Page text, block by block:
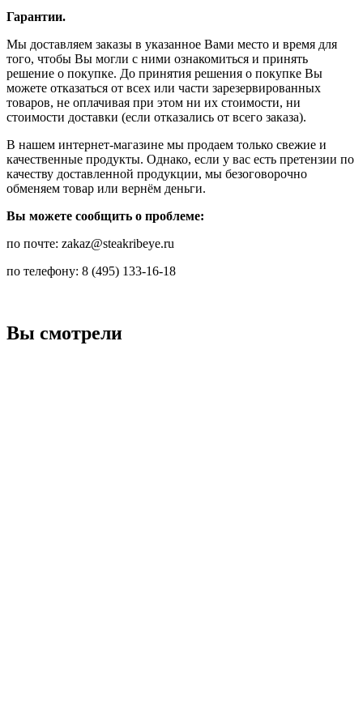
Гарантии.
Мы доставляем заказы в указанное Вами место и время для
того, чтобы Вы могли с ними ознакомиться и принять
решение о покупке. До принятия решения о покупке Вы
можете отказаться от всех или части зарезервированных
товаров, не оплачивая при этом ни их стоимости, ни
стоимости доставки (если отказались от всего заказа).
В нашем интернет-магазине мы продаем только свежие и
качественные продукты. Однако, если у вас есть претензии по
качеству доставленной продукции, мы безоговорочно
обменяем товар или вернём деньги.
Вы можете сообщить о проблеме:
по почте: zakaz@steakribeye.ru
по телефону: 8 (495) 133-16-18
Вы смотрели